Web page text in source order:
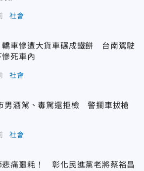
社會
轎車慘遭大貨車碾成鐵餅 台南駕駛
慘死車內
社會
男酒駕、毒駕還拒檢 警攔車拔槍
社會
悲痛噩耗！ 彰化民進黨老將蔡裕昌